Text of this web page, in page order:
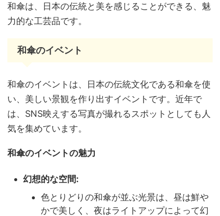
和傘は、日本の伝統と美を感じることができる、魅
力的な工芸品です。
和傘のイベント
和傘のイベントは、日本の伝統文化である和傘を使
い、美しい景観を作り出すイベントです。近年で
は、SNS映えする写真が撮れるスポットとしても人
気を集めています。
和傘のイベントの魅力
幻想的な空間:
色とりどりの和傘が並ぶ光景は、昼は鮮や
かで美しく、夜はライトアップによって幻